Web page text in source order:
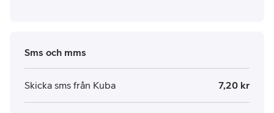
Sms och mms
Skicka sms från Kuba 7,20 kr